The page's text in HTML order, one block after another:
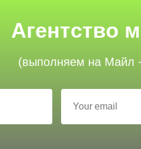
Агентство
(выполняем на Майл